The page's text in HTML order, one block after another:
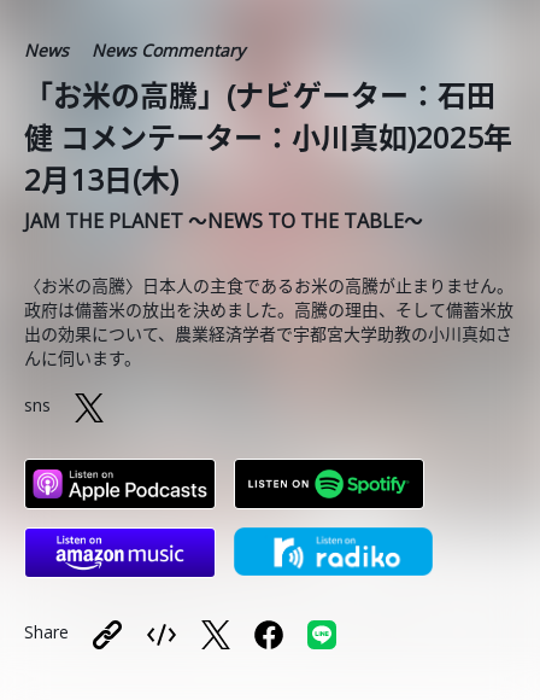
News News Commentary
「お米の高騰」(ナビゲーター：石田
健 コメンテーター：小川真如)2025年
2月13日(木)
JAM THE PLANET ～NEWS TO THE TABLE～
〈お米の高騰〉日本人の主食であるお米の高騰が止まりません。
政府は備蓄米の放出を決めました。高騰の理由、そして備蓄米放
出の効果について、農業経済学者で宇都宮大学助教の小川真如さ
んに伺います。
sns
Share